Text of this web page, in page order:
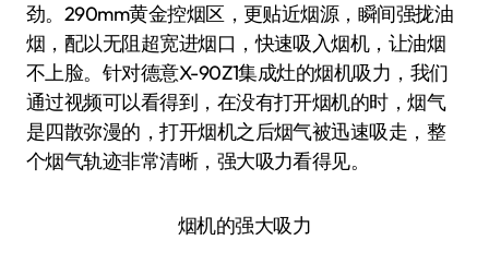
劲。290mm黄金控烟区，更贴近烟源，瞬间强拢油
烟，配以无阻超宽进烟口，快速吸入烟机，让油烟
不上脸。针对德意X-90Z1集成灶的烟机吸力，我们
通过视频可以看得到，在没有打开烟机的时，烟气
是四散弥漫的，打开烟机之后烟气被迅速吸走，整
个烟气轨迹非常清晰，强大吸力看得见。
烟机的强大吸力